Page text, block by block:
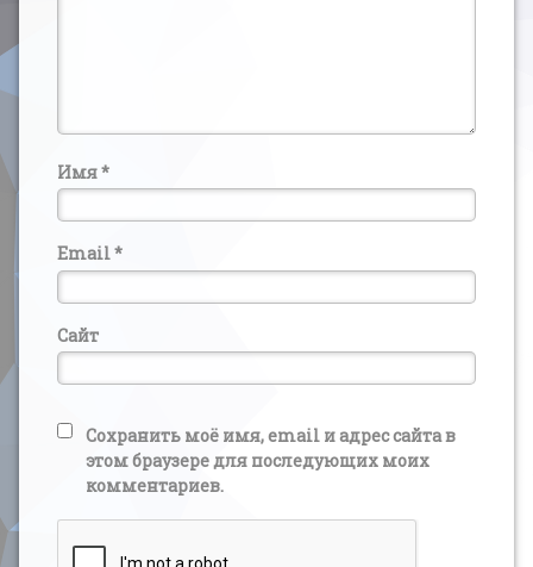
Имя*
Email*
Сайт
Сохранить моё имя, email и адрес сайта в
этом браузере для последующих моих
комментариев.